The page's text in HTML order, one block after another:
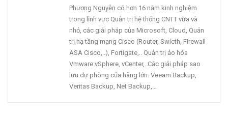
Phương Nguyễn có hơn 16 năm kinh nghiệm
trong lĩnh vực Quản trị hệ thống CNTT vừa và
nhỏ, các giải pháp của Microsoft, Cloud, Quản
trị hạ tầng mạng Cisco (Router, Swicth, FIrewall
ASA Cisco,..), Fortigate,.. Quản trị ảo hóa
Vmware vSphere, vCenter,..Các giải pháp sao
lưu dự phòng của hãng lớn: Veeam Backup,
Veritas Backup, Net Backup,…